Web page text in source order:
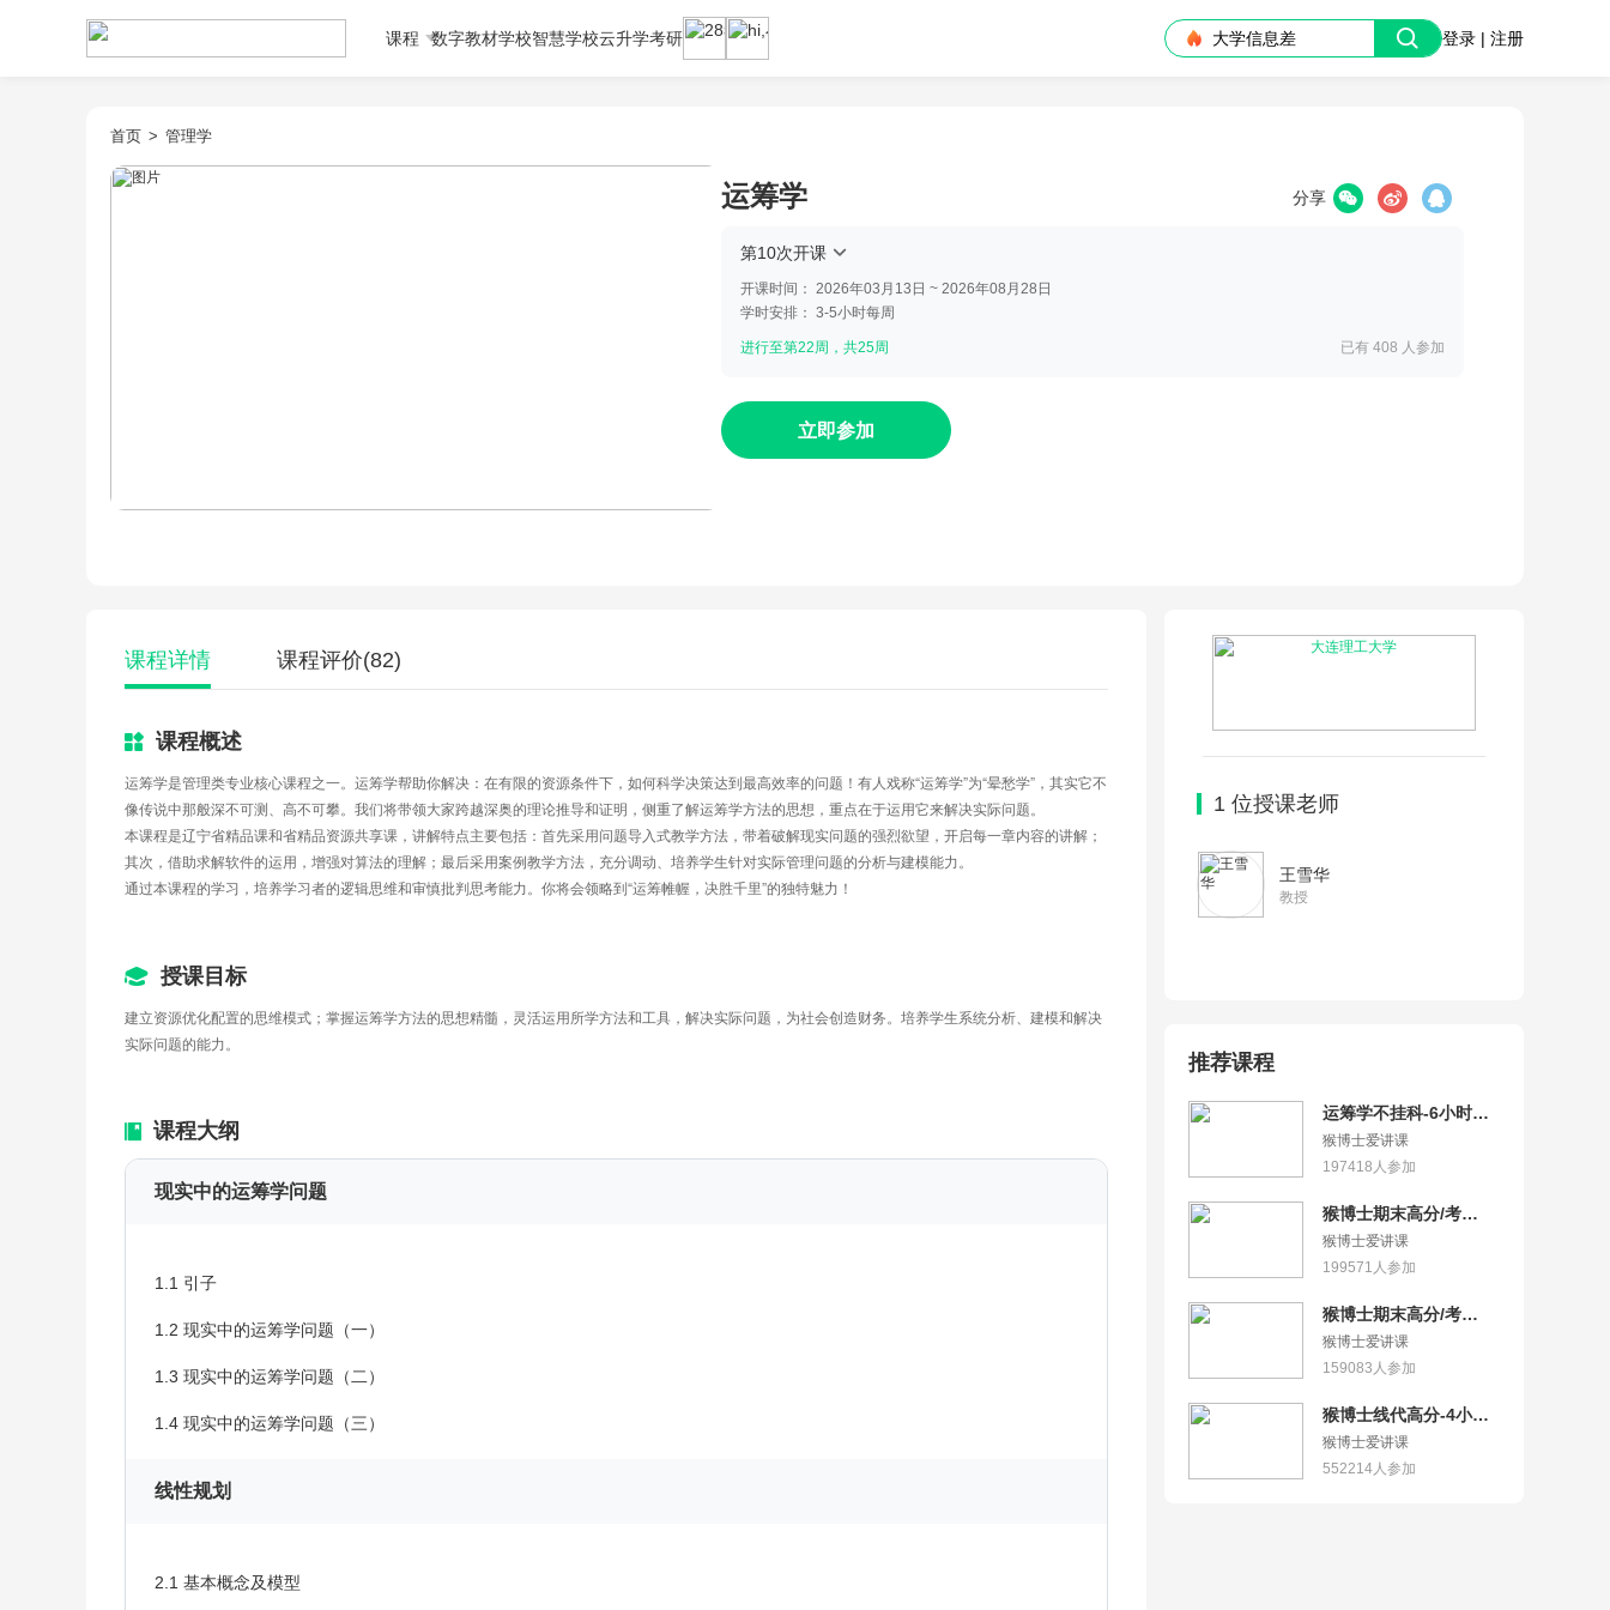
课程 数字教材学校智慧学校云升学考研 大学信息差 登录 | 注册
首页 > 管理学
运筹学 分享
第10次开课
开课时间： 2026年03月13日 ~ 2026年08月28日
学时安排： 3-5小时每周
进行至第22周，共25周 已有 408 人参加
立即参加
课程详情 课程评价(82)
课程概述
运筹学是管理类专业核心课程之一。运筹学帮助你解决：在有限的资源条件下，如何科学决策达到最高效率的问题！有人戏称“运筹学”为“晕愁学”，其实它不
像传说中那般深不可测、高不可攀。我们将带领大家跨越深奥的理论推导和证明，侧重了解运筹学方法的思想，重点在于运用它来解决实际问题。
本课程是辽宁省精品课和省精品资源共享课，讲解特点主要包括：首先采用问题导入式教学方法，带着破解现实问题的强烈欲望，开启每一章内容的讲解；
其次，借助求解软件的运用，增强对算法的理解；最后采用案例教学方法，充分调动、培养学生针对实际管理问题的分析与建模能力。
通过本课程的学习，培养学习者的逻辑思维和审慎批判思考能力。你将会领略到“运筹帷幄，决胜千里”的独特魅力！
授课目标
建立资源优化配置的思维模式；掌握运筹学方法的思想精髓，灵活运用所学方法和工具，解决实际问题，为社会创造财务。培养学生系统分析、建模和解决
实际问题的能力。
课程大纲
现实中的运筹学问题
1.1 引子
1.2 现实中的运筹学问题（一）
1.3 现实中的运筹学问题（二）
1.4 现实中的运筹学问题（三）
线性规划
2.1 基本概念及模型
1 位授课老师
王雪华
教授
推荐课程
运筹学不挂科-6小时学
完运筹学
猴博士爱讲课
197418 人参加
猴博士期末高分/考
研-20小时精通高数·上
猴博士爱讲课
199571 人参加
猴博士期末高分/考
研-30小时精通高数·下
猴博士爱讲课
159083 人参加
猴博士线代高分-4小时
学完线性代数【2026新
版】
猴博士爱讲课
552214 人参加